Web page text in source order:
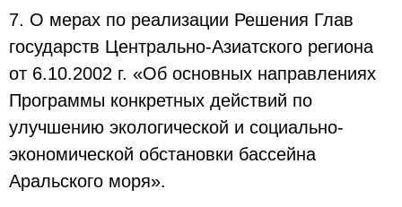
7. О мерах по реализации Решения Глав
государств Центрально-Азиатского региона
от 6.10.2002 г. «Об основных направлениях
Программы конкретных действий по
улучшению экологической и социально-
экономической обстановки бассейна
Аральского моря».